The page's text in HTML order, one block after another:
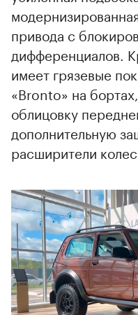
привода с
дифференциалов.
имеет грязевые
«Bronto» на
облицовку
дополнительную
расширители